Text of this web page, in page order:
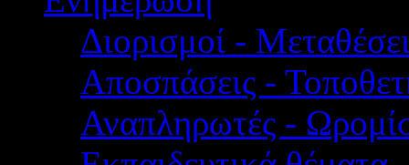
Διορισμοί -
Αποσπάσεις -
Αναπληρωτές -